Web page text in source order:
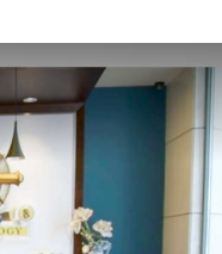
ください：薬物
･フォー･ヒューマンライ
護の会
ジー･ボランティア･ミニ
初級のサービス